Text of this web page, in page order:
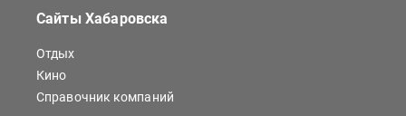
Сайты Хабаровска
Отдых
Кино
Справочник компаний